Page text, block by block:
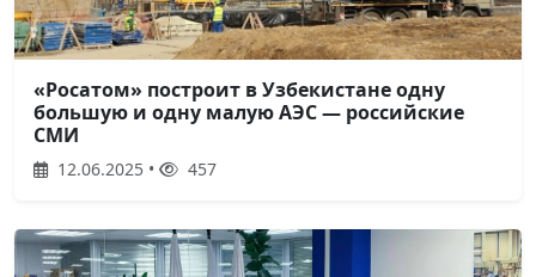
«Росатом» построит в Узбекистане одну
большую и одну малую АЭС — российские
СМИ
12.06.2025 • 457